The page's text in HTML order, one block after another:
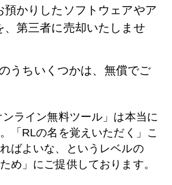
預かりしたソフトウェアやア
、第三者に売却いたしませ
うちいくつかは、無償でご
ンライン無料ツール」は本当に
「RLの名を覚えいただく」こ
ばよいな、というレベルの
ため」にご提供しております。